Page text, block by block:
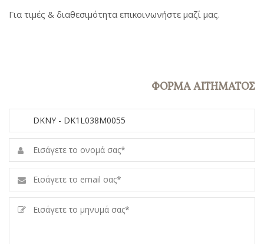
Για τιμές & διαθεσιμότητα επικοινωνήστε μαζί μας.
ΦΟΡΜΑ ΑΙΤΗΜΑΤΟΣ